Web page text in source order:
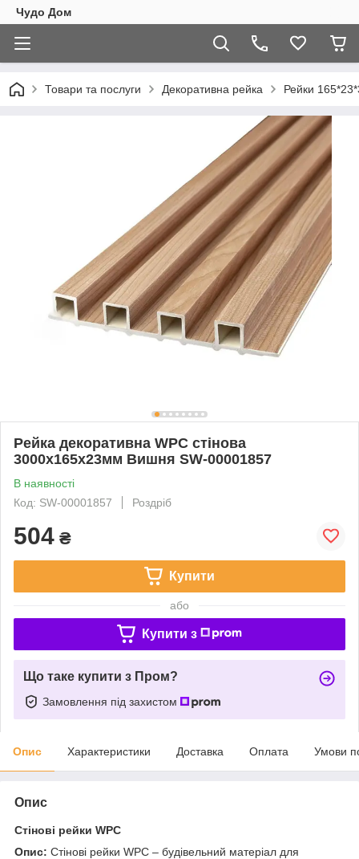
Чудо Дом
Товари та послуги Декоративна рейка Рейки
Рейка декоративна WPC стінова
3000х165х23мм Вишня SW-00001857
В наявності
Код: SW-00001857
Роздріб
504 ₴
Купити
або
Купити з
Що таке купити з Пром?
Замовлення під захистом
Опис Характеристики Доставка Оплата Умови
Опис
Стінові рейки WPC
Опис: Стінові рейки WPC – будівельний матеріал для